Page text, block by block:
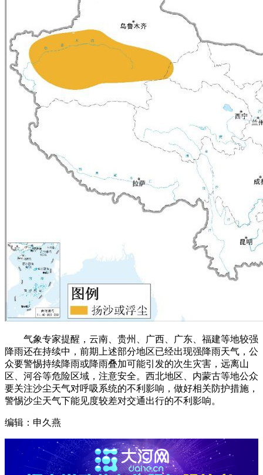
气象专家提醒，云南、贵州、广西、广东、福建等地较强
降雨还在持续中，前期上述部分地区已经出现强降雨天气，公
众要警惕持续降雨或降雨叠加可能引发的次生灾害，远离山
区、河谷等危险区域，注意安全。西北地区、内蒙古等地公众
要关注沙尘天气对呼吸系统的不利影响，做好相关防护措施，
警惕沙尘天气下能见度较差对交通出行的不利影响。
编辑：申久燕